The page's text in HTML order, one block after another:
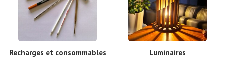
Recharges et consommables Luminaires